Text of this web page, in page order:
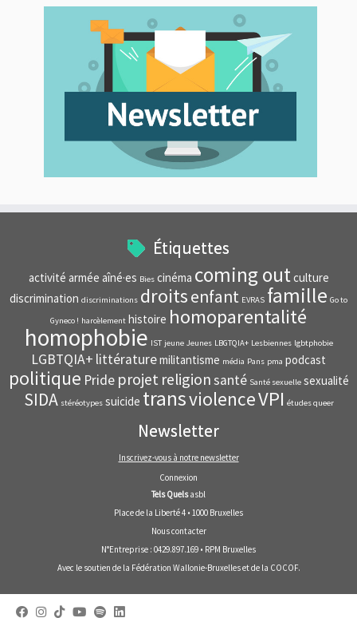
Étiquettes
activité armée aîné·es Bies cinéma coming outculture
discrimination discriminations droitsenfant EVRAS famille Go to
Gyneco ! harcèlement histoire homoparentalité
homophobie IST jeune Jeunes LBGTQIA+ Lesbiennes lgbtphobie
LGBTQIA+ littératuremilitantisme média Pans pma podcast
politique Pride projet religionsanté Santé sexuelle sexualité
SIDA stéréotypes suicide transviolenceVPI études queer
Newsletter
Inscrivez-vous à notre newsletter
Connexion
Tels Quelsasbl
Place de la Liberté 4 • 1000 Bruxelles
Nous contacter
N°Entreprise : 0429.897.169 • RPM Bruxelles
Avec le soutien de la Fédération Wallonie-Bruxelleset de la COCOF.